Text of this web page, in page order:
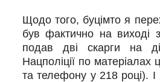
Щодо того, буцімто я
був фактично на виході
подав дві скарги на дії
Нацполіції по матеріалах
та телефону у 218 році). І